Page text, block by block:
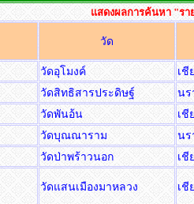
แสดงผลการค้นหา "ร
วัด
วัดอุโมงค์
เชี
วัดสิทธิสารประดิษฐ์
นร
วัดพันอ้น
เชี
วัดบุณณาราม
นร
วัดป่าพร้าวนอก เชี
วัดแสนเมืองมาหลวง เชี